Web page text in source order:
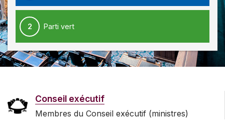
2 Parti vert
Conseil exécutif
Membres du Conseil exécutif (ministres)